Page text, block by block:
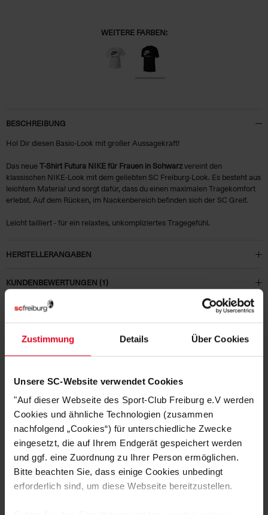
Zustimmung Details Über Cookies
Unsere SC-Website verwendet Cookies
"Auf dieser Webseite des Sport-Club Freiburg e.V werden
Cookies und ähnliche Technologien (zusammen
nachfolgend „Cookies“) für unterschiedliche Zwecke
eingesetzt, die auf Ihrem Endgerät gespeichert werden
und ggf. eine Zuordnung zu Ihrer Person ermöglichen.
Bitte beachten Sie, dass einige Cookies unbedingt
erforderlich sind, um diese Webseite bereitzustellen.
WEITERE FARBEN:
BESCHREIBUNG
Hol Dir diesen Basic-Look mit großer Aussagekraft!
Das neueT-Shirt Futura NIKE für Frauen in Schwarzvereint den
klassischen NIKE-Look mit dem geliebten SC Freiburg-Look. Es besteht aus
leichtem Material und sorgt dafür, dass du einen maximalen Tragekomfort
erlebst. Auf dem Rücken, im Nackenbereich befinden sich der SC Greif.
Leicht tailliert - für ein relaxtes, unkompliziertes Tragegefühl.
HERSTELLERANGABEN
KUNDENBEWERTUNGEN (1)
Artikelnummer:
DAS KÖNNTE DIR AUCH
GEFALLEN
SALE